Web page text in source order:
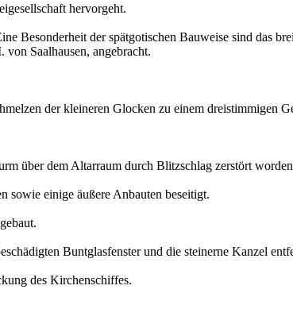
hervorgeht.
Besonderheit der spätgotischen Bauweise sind das
Saalhausen, angebracht.
der kleineren Glocken zu einem dreistimmigen
über dem Altarraum durch Blitzschlag zerstört
sowie einige äußere Anbauten beseitigt.
Buntglasfenster und die steinerne Kanzel
des Kirchenschiffes.